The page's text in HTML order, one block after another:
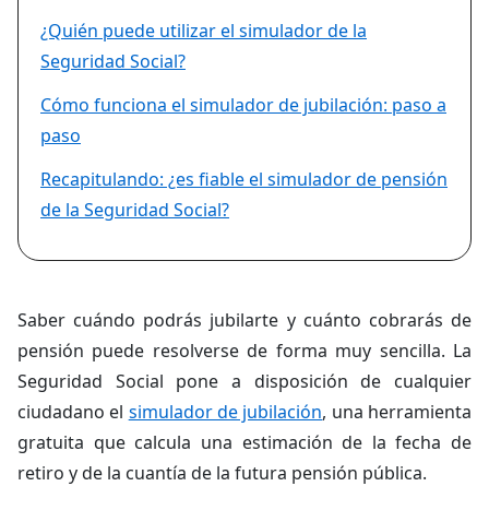
¿Quién puede utilizar el simulador de la
Seguridad Social?
Cómo funciona el simulador de jubilación: paso a
paso
Recapitulando: ¿es fiable el simulador de pensión
de la Seguridad Social?
Saber cuándo podrás jubilarte y cuánto cobrarás de
pensión puede resolverse de forma muy sencilla. La
Seguridad Social pone a disposición de cualquier
ciudadano el simulador de jubilación, una herramienta
gratuita que calcula una estimación de la fecha de
retiro y de la cuantía de la futura pensión pública.